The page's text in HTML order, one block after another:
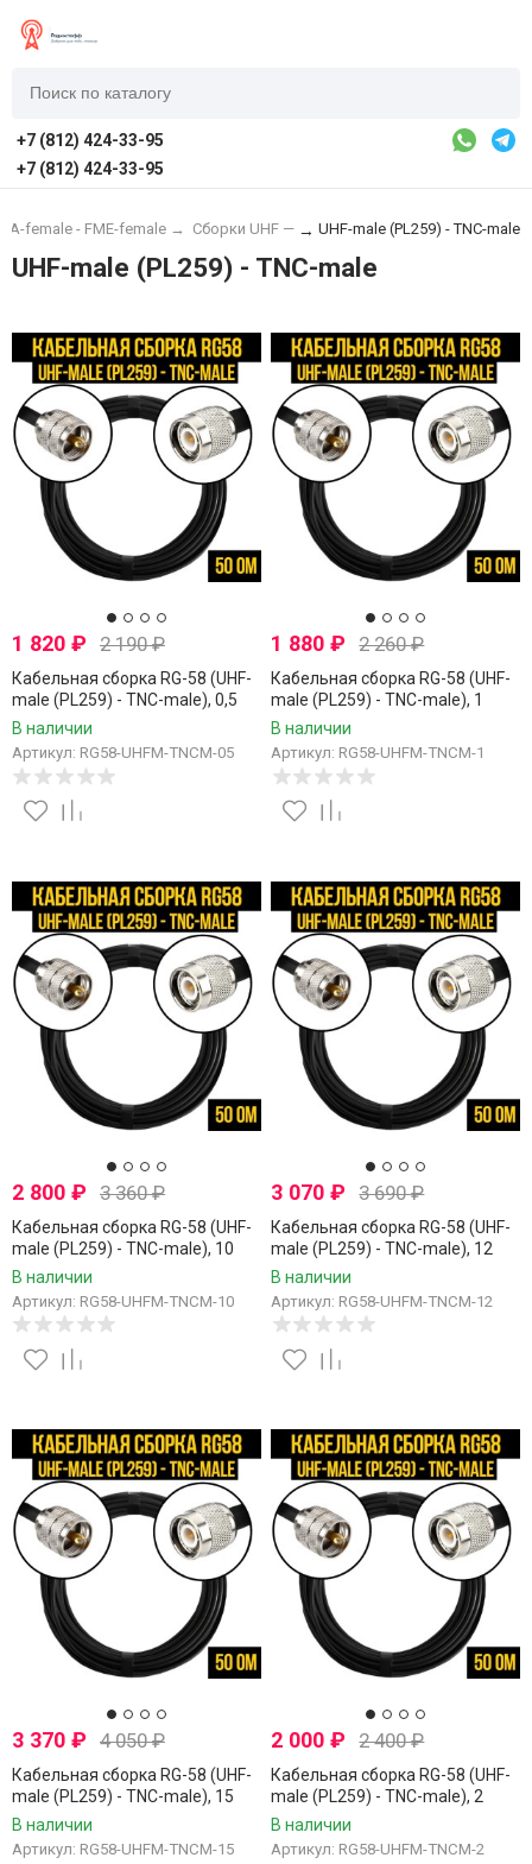
+7 (812) 424-33-95
+7 (812) 424-33-95
female - FME-female → Сборки UHF — → UHF-male (PL259) - TNC-male
UHF-male (PL259) - TNC-male
1 820 ₽ 2 190₽
Кабельная сборка RG-58 (UHF-
male (PL259) - TNC-male), 0,5
метра
В наличии
Артикул: RG58-UHFM-TNCM-05
1 880₽ 2 260₽
Кабельная сборка RG-58 (UHF-
male (PL259) - TNC-male), 1
метр
В наличии
Артикул: RG58-UHFM-TNCM-1
2 800 ₽ 3 360₽
Кабельная сборка RG-58 (UHF-
male (PL259) - TNC-male), 10
метров
В наличии
Артикул: RG58-UHFM-TNCM-10
3 070₽ 3 690₽
Кабельная сборка RG-58 (UHF-
male (PL259) - TNC-male), 12
метров
В наличии
Артикул: RG58-UHFM-TNCM-12
3 370 ₽ 4 050₽
Кабельная сборка RG-58 (UHF-
male (PL259) - TNC-male), 15
метров
В наличии
Артикул: RG58-UHFM-TNCM-15
2 000₽ 2 400₽
Кабельная сборка RG-58 (UHF-
male (PL259) - TNC-male), 2
метра
В наличии
Артикул: RG58-UHFM-TNCM-2